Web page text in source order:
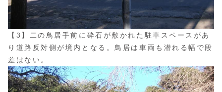
【3】二の鳥居手前に砕石が敷かれた駐車スペースがあ
り道路反対側が境内となる。鳥居は車両も潜れる幅で段
差はない。